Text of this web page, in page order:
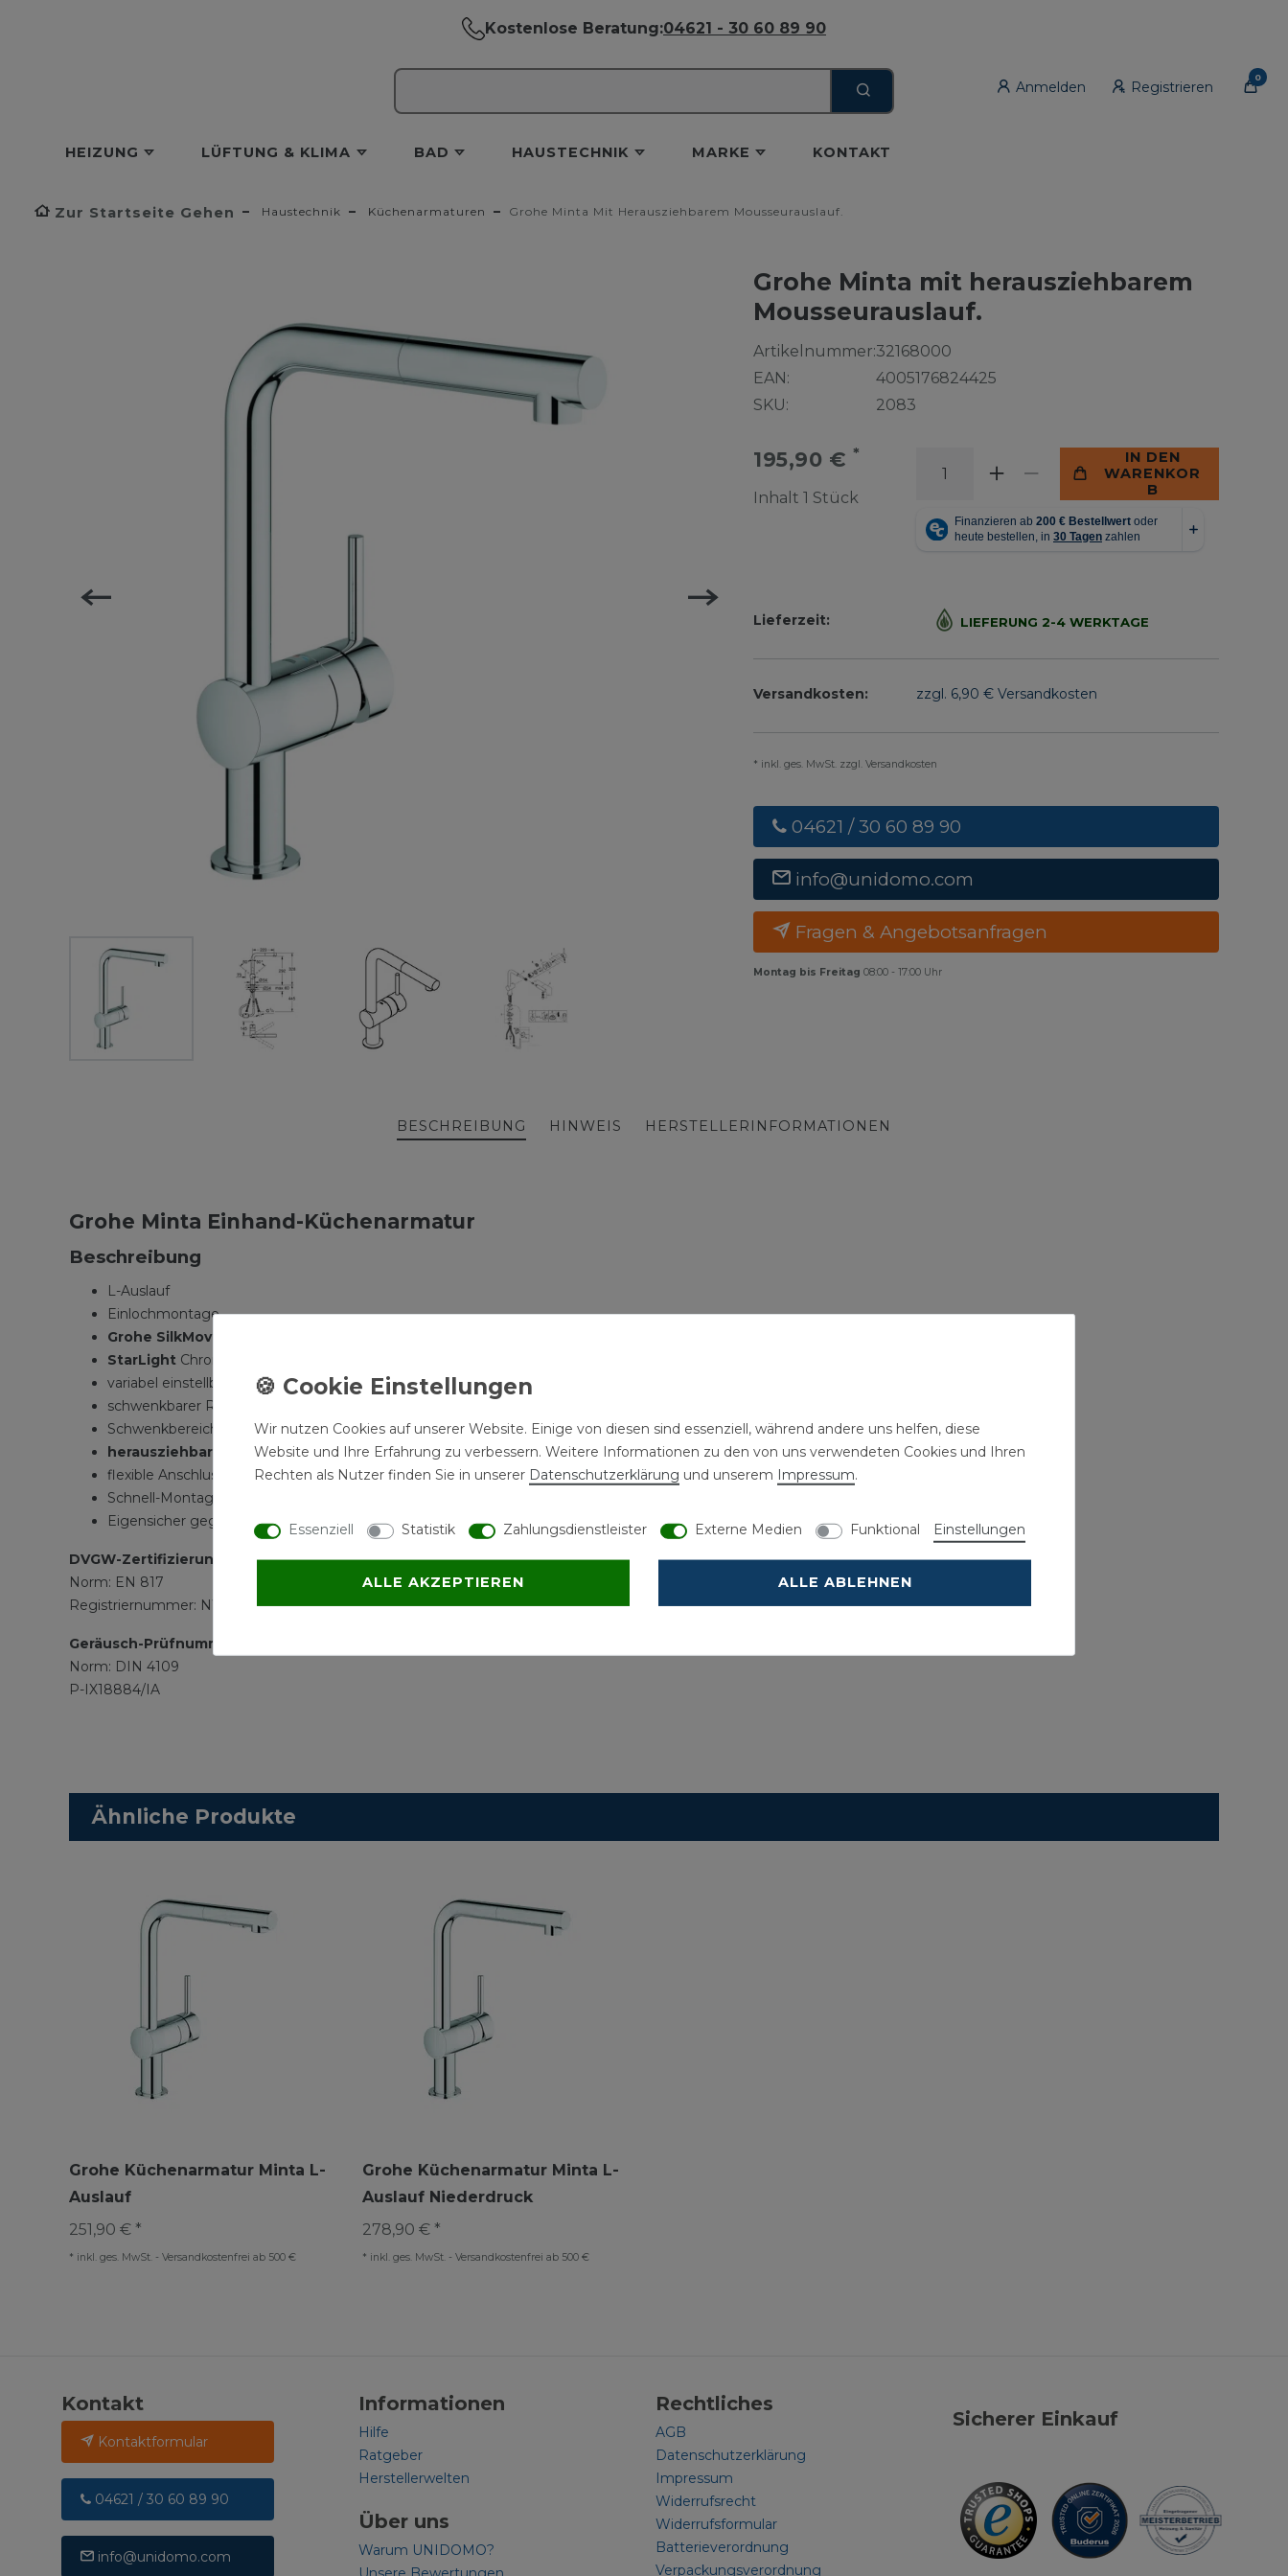
Kostenlose Beratung:04621 - 30 60 89 90
Anmelden Registrieren
0
HEIZUNG LÜFTUNG & KLIMA BAD HAUSTECHNIK MARKE KONTAKT
Zur Startseite Gehen Haustechnik Küchenarmaturen Grohe Minta Mit Herausziehbarem Mousseurauslauf.
Grohe Minta mit herausziehbarem
Mousseurauslauf.
Artikelnummer:
EAN:
SKU:
32168000
4005176824425
2083
195,90 € *
Inhalt 1 Stück
IN DEN
WARENKOR
B
Lieferzeit: LIEFERUNG 2-4 WERKTAGE
Versandkosten: zzgl. 6,90 € Versandkosten
* inkl. ges. MwSt. zzgl. Versandkosten
04621 / 30 60 89 90
info@unidomo.com
Fragen & Angebotsanfragen
Montag bis Freitag 08:00 - 17:00 Uhr
BESCHREIBUNG HINWEIS HERSTELLERINFORMATIONEN
Grohe Minta Einhand-Küchenarmatur
Beschreibung
L-Auslauf
Einlochmontage
Grohe SilkMove
StarLight Chromoberfläche
variabel einstellbare Mengenbegrenzung
schwenkbarer Rohrauslauf
Schwenkbereich 360°
herausziehbarer Mousseurauslauf
flexible Anschlusschläuche
Schnell-Montage-System
Eigensicher gegen Rückfließen
DVGW-Zertifizierung
Norm: EN 817
Registriernummer: NW-6506BT0620
Geräusch-Prüfnummern
Norm: DIN 4109
P-IX18884/IA
Ähnliche Produkte
Grohe Küchenarmatur Minta L-
Auslauf
251,90 € *
* inkl. ges. MwSt. - Versandkostenfrei ab 500 €
Grohe Küchenarmatur Minta L-
Auslauf Niederdruck
278,90 € *
* inkl. ges. MwSt. - Versandkostenfrei ab 500 €
Kontakt
Kontaktformular
04621 / 30 60 89 90
info@unidomo.com
Informationen
Hilfe
Ratgeber
Herstellerwelten
Über uns
Warum UNIDOMO?
Rechtliches
AGB
Datenschutzerklärung
Impressum
Widerrufsrecht
Widerrufsformular
Batterieverordnung
Verpackungsverordnung
Sicherer Einkauf
Wir nutzen Cookies auf unserer Website. Einige von diesen sind essenziell, während andere uns helfen, diese
Website und Ihre Erfahrung zu verbessern. Weitere Informationen zu den von uns verwendeten Cookies und Ihren
Rechten als Nutzer finden Sie in unserer Daten­schutz­erklärung und unserem Impressum.
Essenziell Statistik Zahlungsdienstleister Externe Medien Funktional Einstellungen
ALLE AKZEPTIEREN ALLE ABLEHNEN